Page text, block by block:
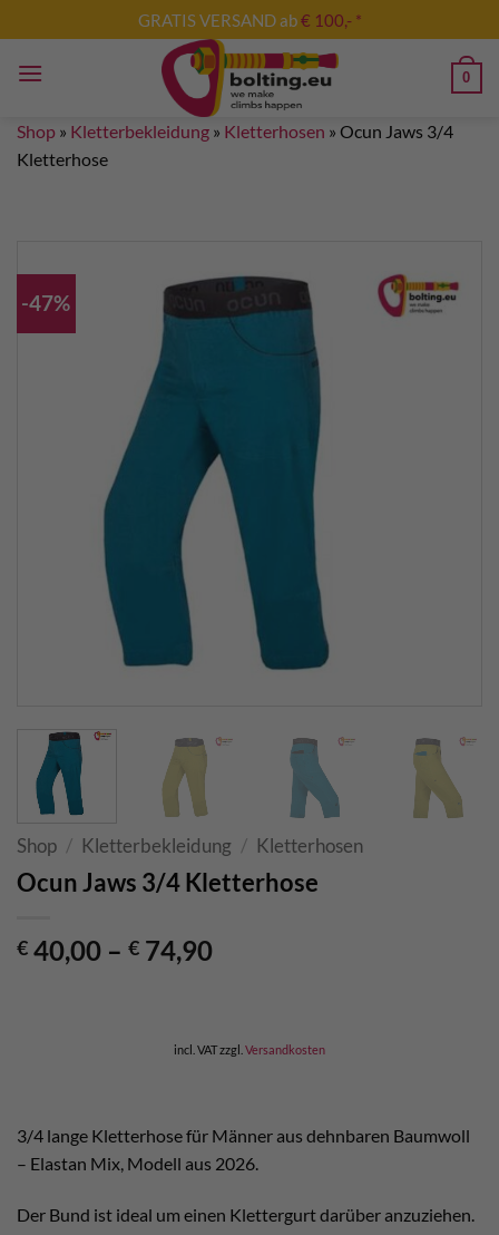
to
content
GRATIS VERSAND ab€ 100,- *
0
Shop » Kletterbekleidung » Kletterhosen » Ocun Jaws 3/4
Kletterhose
-47%
Shop / Kletterbekleidung / Kletterhosen
Ocun Jaws 3/4 Kletterhose
€ 40,00 – € 74,90
incl. VATzzgl. Versandkosten
3/4 lange Kletterhose für Männer aus dehnbaren Baumwoll
– Elastan Mix, Modell aus 2026.
Der Bund ist ideal um einen Klettergurt darüber anzuziehen.